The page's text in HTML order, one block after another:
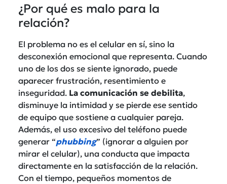
¿Por qué es malo para la
relación?
El problema no es el celular en sí, sino la
desconexión emocional que representa. Cuando
uno de los dos se siente ignorado, puede
aparecer frustración, resentimiento e
inseguridad. La comunicación se debilita,
disminuye la intimidad y se pierde ese sentido
de equipo que sostiene a cualquier pareja.
Además, el uso excesivo del teléfono puede
generar “phubbing” (ignorar a alguien por
mirar el celular), una conducta que impacta
directamente en la satisfacción de la relación.
Con el tiempo, pequeños momentos de